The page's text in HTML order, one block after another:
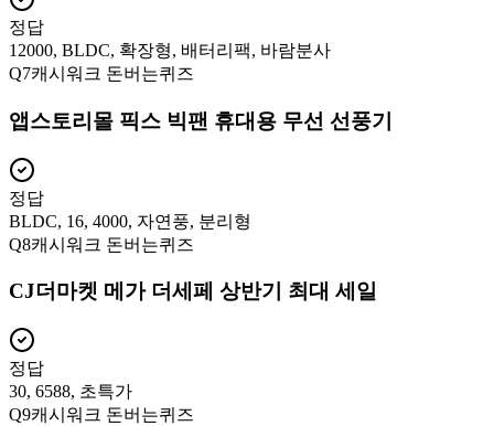
정답
12000, BLDC, 확장형, 배터리팩, 바람분사
Q7캐시워크 돈버는퀴즈
앱스토리몰 픽스 빅팬 휴대용 무선 선풍기
정답
BLDC, 16, 4000, 자연풍, 분리형
Q8캐시워크 돈버는퀴즈
CJ더마켓 메가 더세페 상반기 최대 세일
정답
30, 6588, 초특가
Q9캐시워크 돈버는퀴즈